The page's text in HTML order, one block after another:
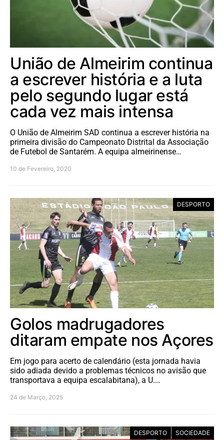
União de Almeirim continua
a escrever história e a luta
pelo segundo lugar está
cada vez mais intensa
O União de Almeirim SAD continua a escrever história na
primeira divisão do Campeonato Distrital da Associação
de Futebol de Santarém. A equipa almeirinense…
10 de Fevereiro, 2020
DESPORTO
Golos madrugadores
ditaram empate nos Açores
Em jogo para acerto de calendário (esta jornada havia
sido adiada devido a problemas técnicos no avisão que
transportava a equipa escalabitana), a U.…
24 de Março, 2025
DESPORTO SOCIEDADE